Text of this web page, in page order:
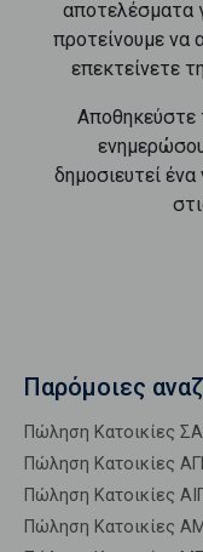
αποτελέσματα
προτείνουμε να
επεκτείνετε
Αποθηκεύστε
δημοσιευτεί
Παρόμοιες
Πώληση Κατοικίες
Πώληση Κατοικίες
Πώληση Κατοικίες
Πώληση Κατοικίες